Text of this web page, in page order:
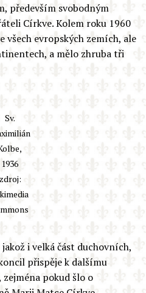
především svobodným
Církve. Kolem roku 1960
všech evropských zemích, ale
a mělo zhruba tři
Sv.
1936
zdroj:
i velká část duchovních,
přispěje k dalšímu
pokud šlo o